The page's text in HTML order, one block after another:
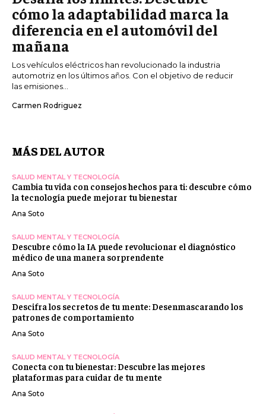
cómo la adaptabilidad marca la
diferencia en el automóvil del
mañana
Los vehículos eléctricos han revolucionado la industria
automotriz en los últimos años. Con el objetivo de reducir
las emisiones...
Carmen Rodriguez
MÁS DEL AUTOR
SALUD MENTAL Y TECNOLOGÍA
Cambia tu vida con consejos hechos para ti: descubre cómo
la tecnología puede mejorar tu bienestar
Ana Soto
SALUD MENTAL Y TECNOLOGÍA
Descubre cómo la IA puede revolucionar el diagnóstico
médico de una manera sorprendente
Ana Soto
SALUD MENTAL Y TECNOLOGÍA
Descifra los secretos de tu mente: Desenmascarando los
patrones de comportamiento
Ana Soto
SALUD MENTAL Y TECNOLOGÍA
Conecta con tu bienestar: Descubre las mejores
plataformas para cuidar de tu mente
Ana Soto